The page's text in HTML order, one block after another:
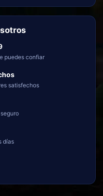
puedes confiar
satisfechos
días